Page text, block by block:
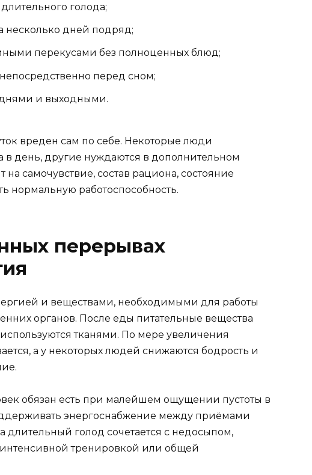
голода;
несколько дней подряд;
перекусами без полноценных блюд;
перед сном;
и выходными.
вреден сам по себе. Некоторые люди
в день, другие нуждаются в дополнительном
на самочувствие, состав рациона, состояние
нормальную работоспособность.
перерывах
и веществами, необходимыми для работы
органов. После еды питательные вещества
тканями. По мере увеличения
а у некоторых людей снижаются бодрость и
обязан есть при малейшем ощущении пустоты в
энергоснабжение между приёмами
длительный голод сочетается с недосыпом,
тренировкой или общей